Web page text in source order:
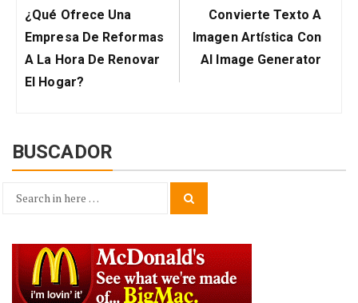
entradas
Previous
Post:
¿Qué Ofrece Una
Empresa De Reformas
A La Hora De Renovar
El Hogar?
Next
Post:
Convierte Texto A
Imagen Artística Con
AI Image Generator
BUSCADOR
Search